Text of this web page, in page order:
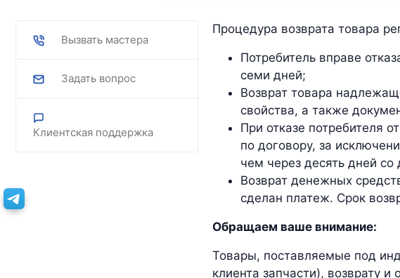
Вызвать мастера
Задать вопрос
Клиентская поддержка
Процедура возврата товара
Потребитель вправе
семи дней;
Возврат товара
свойства, а также
При отказе потребителя
по договору, за
чем через десять дней
Возврат денежных
сделан платеж. Срок
Обращаем ваше внимание:
Товары, поставляемые под
клиента запчасти), возврату